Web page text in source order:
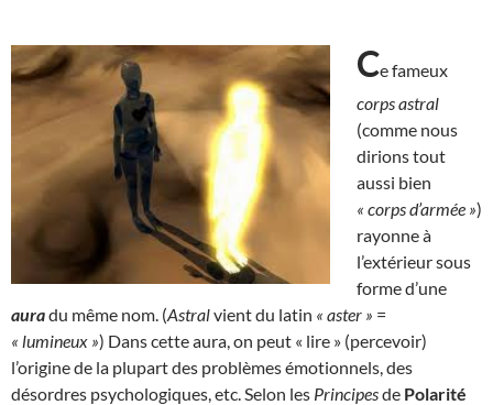
Ce fameux
corps astral
(comme nous
dirions tout
aussi bien
« corps d’armée »)
rayonne à
l’extérieur sous
forme d’une
auradu même nom. (Astralvient du latin « aster » =
« lumineux ») Dans cette aura, on peut « lire » (percevoir)
l’origine de la plupart des problèmes émotionnels, des
désordres psychologiques, etc. Selon les Principesde Polarité